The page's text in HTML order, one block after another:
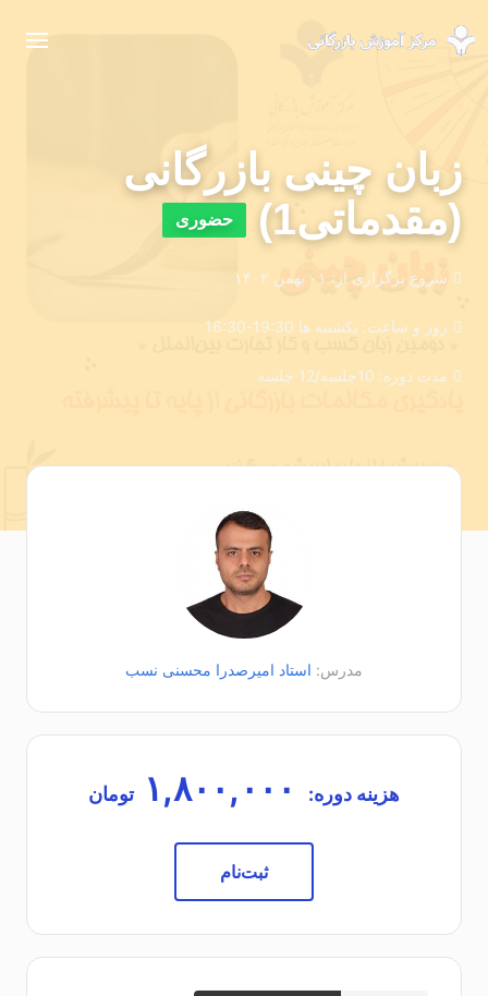
زبان چینی بازرگانی
(مقدماتی1)
حضوری
شروع برگزاری از: ۰۱ بهمن ۱۴۰۲
روز و ساعت: یکشنبه ها 19:30-16:30
مدت دوره: 10جلسه/12 جلسه
مدرس: استاد امیرصدرا محسنی نسب
هزینه دوره: تومان
ثبت‌نام